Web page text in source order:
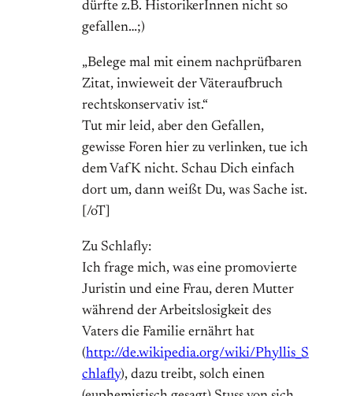
dürfte z.B. HistorikerInnen nicht so
gefallen…;)
„Belege mal mit einem nachprüfbaren
Zitat, inwieweit der Väteraufbruch
rechtskonservativ ist.“
Tut mir leid, aber den Gefallen,
gewisse Foren hier zu verlinken, tue ich
dem VafK nicht. Schau Dich einfach
dort um, dann weißt Du, was Sache ist.
[/oT]
Zu Schlafly:
Ich frage mich, was eine promovierte
Juristin und eine Frau, deren Mutter
während der Arbeitslosigkeit des
Vaters die Familie ernährt hat
(http://de.wikipedia.org/wiki/Phyllis_S
chlafly), dazu treibt, solch einen